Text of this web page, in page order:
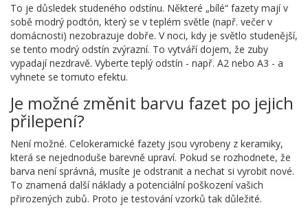
To je důsledek studeného odstínu. Některé „bílé“ fazety mají v
sobě modrý podtón, který se v teplém světle (např. večer v
domácnosti) nezobrazuje dobře. V noci, kdy je světlo studenější,
se tento modrý odstín zvýrazní. To vytváří dojem, že zuby
vypadají nezdravě. Vyberte teplý odstín - např. A2 nebo A3 - a
vyhnete se tomuto efektu.
Je možné změnit barvu fazet po jejich
přilepení?
Není možné. Celokeramické fazety jsou vyrobeny z keramiky,
která se nejednoduše barevně upraví. Pokud se rozhodnete, že
barva není správná, musíte je odstranit a nechat si vyrobit nové.
To znamená další náklady a potenciální poškození vašich
přirozených zubů. Proto je testování vzorků tak důležité.